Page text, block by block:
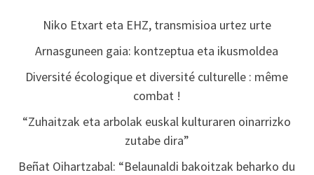
Niko Etxart eta EHZ, transmisioa urtez urte
Arnasguneen gaia: kontzeptua eta ikusmoldea
Diversité écologique et diversité culturelle : même
combat !
“Zuhaitzak eta arbolak euskal kulturaren oinarrizko
zutabe dira”
Beñat Oihartzabal: “Belaunaldi bakoitzak beharko du